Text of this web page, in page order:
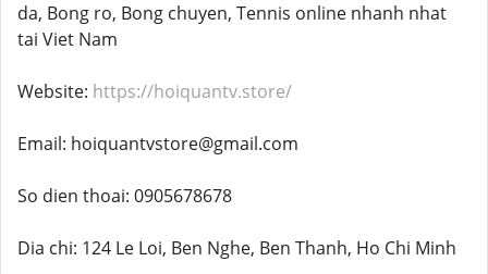
da, Bong ro, Bong chuyen, Tennis online nhanh nhat
tai Viet Nam
Website: https://hoiquantv.store/
Email: hoiquantvstore@gmail.com
So dien thoai: 0905678678
Dia chi: 124 Le Loi, Ben Nghe, Ben Thanh, Ho Chi Minh